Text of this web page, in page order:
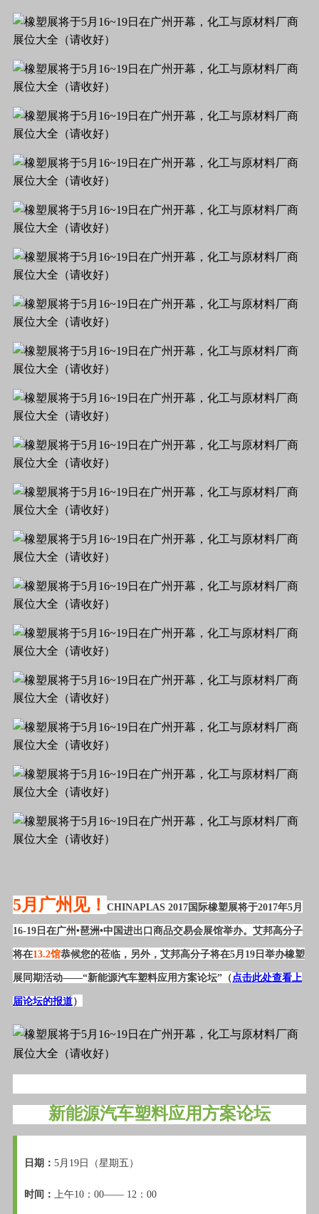
5月广州见！ CHINAPLAS 2017国际橡塑展将于2017年5月
16-19日在广州•琶洲•中国进出口商品交易会展馆举办。艾邦高分子
将在13.2馆恭候您的莅临，另外，艾邦高分子将在5月19日举办橡塑
展同期活动——“新能源汽车塑料应用方案论坛”（点击此处查看上
届论坛的报道）
新能源汽车塑料应用方案论坛
日期： 5月19日（星期五）
时间： 上午10：00—— 12：00